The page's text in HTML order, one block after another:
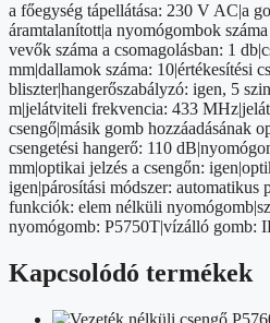
a főegység tápellátása: 230 V AC|a
áramtalanított|a nyomógombok
vevők száma a csomagolásban: 1
mm|dallamok száma: 10|értékesítési
bliszter|hangerőszabályzó: igen, 5
m|jelátviteli frekvencia: 433
csengő|másik gomb hozzáadásának
csengetési hangerő: 110
mm|optikai jelzés a csengőn:
igen|párosítási módszer: automatikus
funkciók: elem nélküli
nyomógomb: P5750T|vízálló gomb:
Kapcsolódó termékek